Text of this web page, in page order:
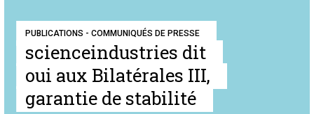
PUBLICATIONS - COMMUNIQUÉS DE PRESSE
scienceindustries dit
oui aux Bilatérales III,
garantie de stabilité